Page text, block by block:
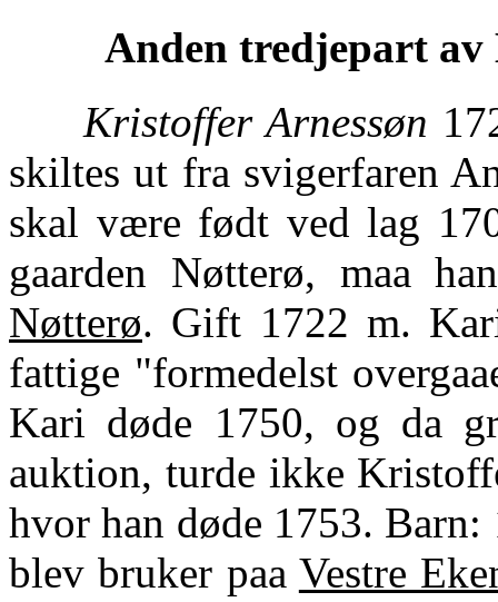
Anden tredjepart
Kristoffer Arnessøn
skiltes ut fra svigerfaren
skal være født ved lag
gaarden Nøtterø, maa
Nøtterø. Gift 1722 m.
fattige "formedelst
Kari døde 1750, og da
auktion, turde ikke
hvor han døde 1753.
blev bruker paa Vestre